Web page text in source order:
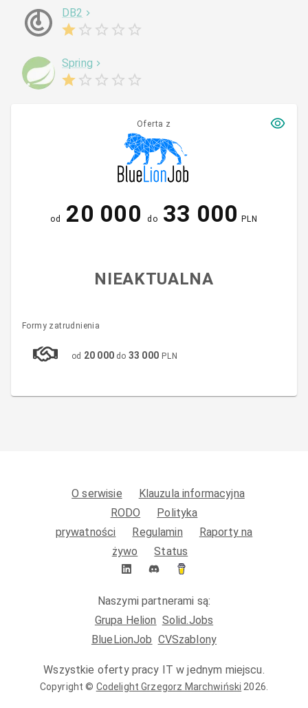
DB2
Spring
Oferta z
od 20 000 do 33 000 PLN
NIEAKTUALNA
Formy zatrudnienia
od 20 000 do 33 000 PLN
O serwisie
Klauzula informacyjna
RODO
Polityka
prywatności
Regulamin
Raporty na
żywo
Status
Naszymi partnerami są:
Grupa Helion Solid.Jobs
BlueLionJob CVSzablony
Wszystkie oferty pracy IT w jednym miejscu.
Copyright © Codelight Grzegorz Marchwiński 2026